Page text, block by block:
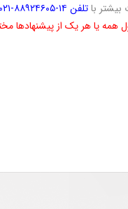
باتلفن ۱۴-۸۸۹۲۴۶۰۵-۰۲۱ داخلی ۱۱۱
همه یا هر یک از پیشنهادها